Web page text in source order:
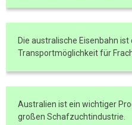
Die australische Eisenbahn
Transportmöglichkeit für
Australien ist ein wichtiger
großen Schafzuchtindustrie.